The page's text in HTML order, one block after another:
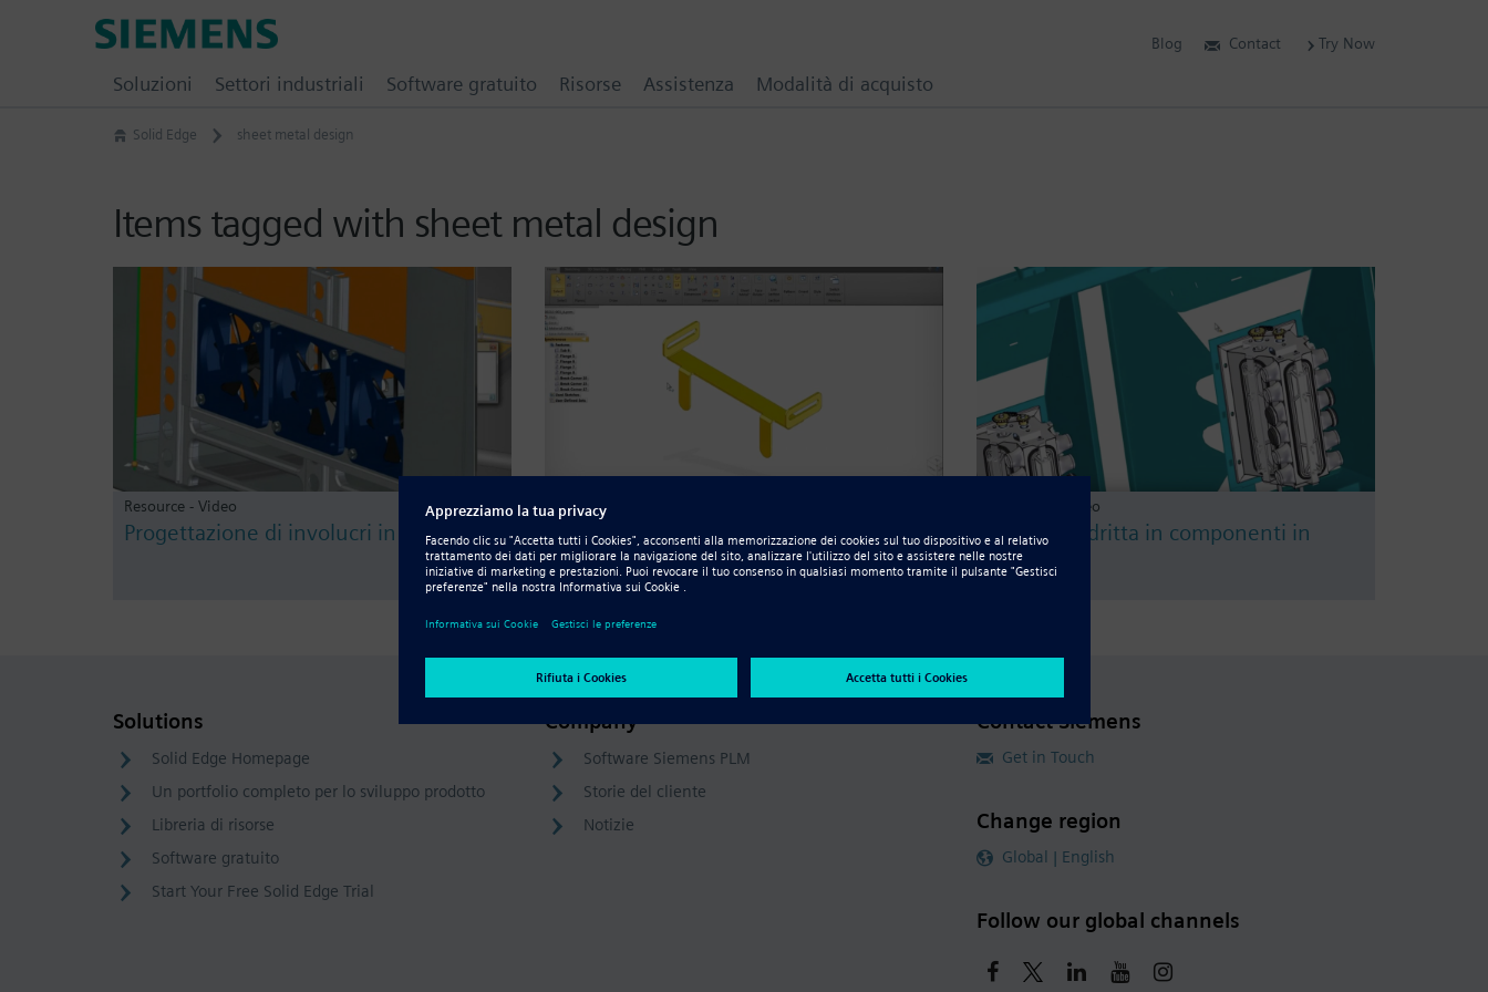
Solid Edge sheet metal design
Items tagged with sheet metal design
Resource - Video
Progettazione di involucri in lamiera
Resource - Video
Progettazione di una parte in lamiera
Resource - Video
Frenatura dritta in componenti in
lamiera
Solutions
Solid Edge Homepage
Un portfolio completo per lo sviluppo prodotto
Libreria di risorse
Software gratuito
Start Your Free Solid Edge Trial
Company
Software Siemens PLM
Storie del cliente
Notizie
Contact Siemens
Get in Touch
Change region
Global | English
Follow our global channels
Blog Contact Try Now
Soluzioni Settori industriali Software gratuito Risorse Assistenza Modalità di acquisto